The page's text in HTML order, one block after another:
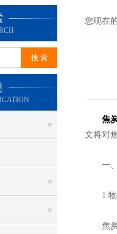
您现在
焦
文将对
一、
1.物
焦炭